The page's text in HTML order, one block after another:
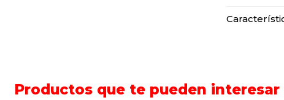
Productos que te pueden interesar